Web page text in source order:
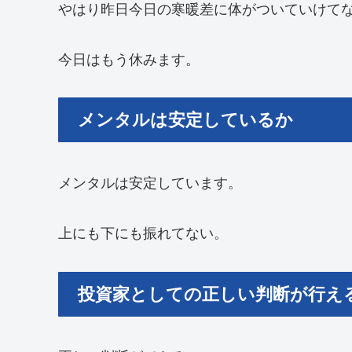
やはり昨日今日の寒暖差に体がついていけて
今日はもう休みます。
メンタルは安定しているか
メンタルは安定しています。
上にも下にも振れてない。
投資家としての正しい判断が行え